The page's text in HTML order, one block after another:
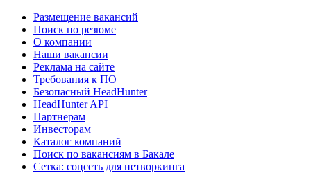
Размещение вакансий
Поиск по резюме
О компании
Наши вакансии
Реклама на сайте
Требования к ПО
Безопасный HeadHunter
HeadHunter API
Партнерам
Инвесторам
Каталог компаний
Поиск по вакансиям в Бакале
Сетка: соцсеть для нетворкинга